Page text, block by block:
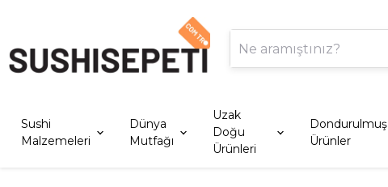
Sushi
Malzemeleri
Dünya
Mutfağı
Uzak
Doğu
Ürünleri
Dondurulmuş
Ürünler